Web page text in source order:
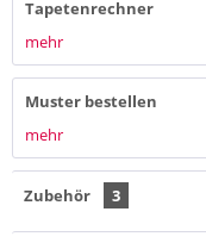
Tapetenrechner
mehr
Muster bestellen
mehr
Zubehör 3